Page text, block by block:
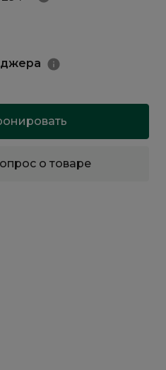
о товаре